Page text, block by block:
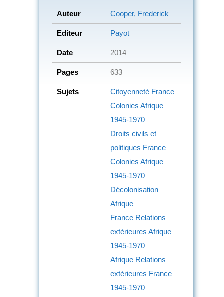
Auteur Cooper, Frederick
Editeur Payot
Date 2014
Pages 633
Sujets Citoyenneté France
Colonies Afrique
1945-1970
Droits civils et
politiques France
Colonies Afrique
1945-1970
Décolonisation
Afrique
France Relations
extérieures Afrique
1945-1970
Afrique Relations
extérieures France
1945-1970